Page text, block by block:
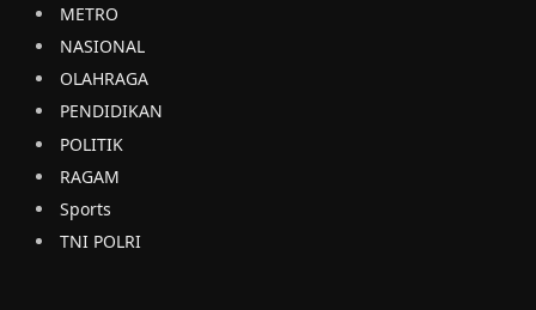
METRO
NASIONAL
OLAHRAGA
PENDIDIKAN
POLITIK
RAGAM
Sports
TNI POLRI